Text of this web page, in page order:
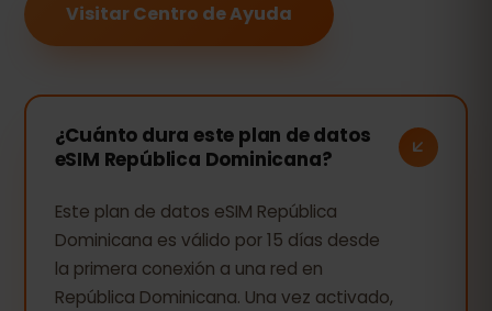
Visitar Centro de Ayuda
¿Cuánto dura este plan de datos
eSIM República Dominicana?
Este plan de datos eSIM República
Dominicana es válido por 15 días desde
la primera conexión a una red en
República Dominicana. Una vez activado,